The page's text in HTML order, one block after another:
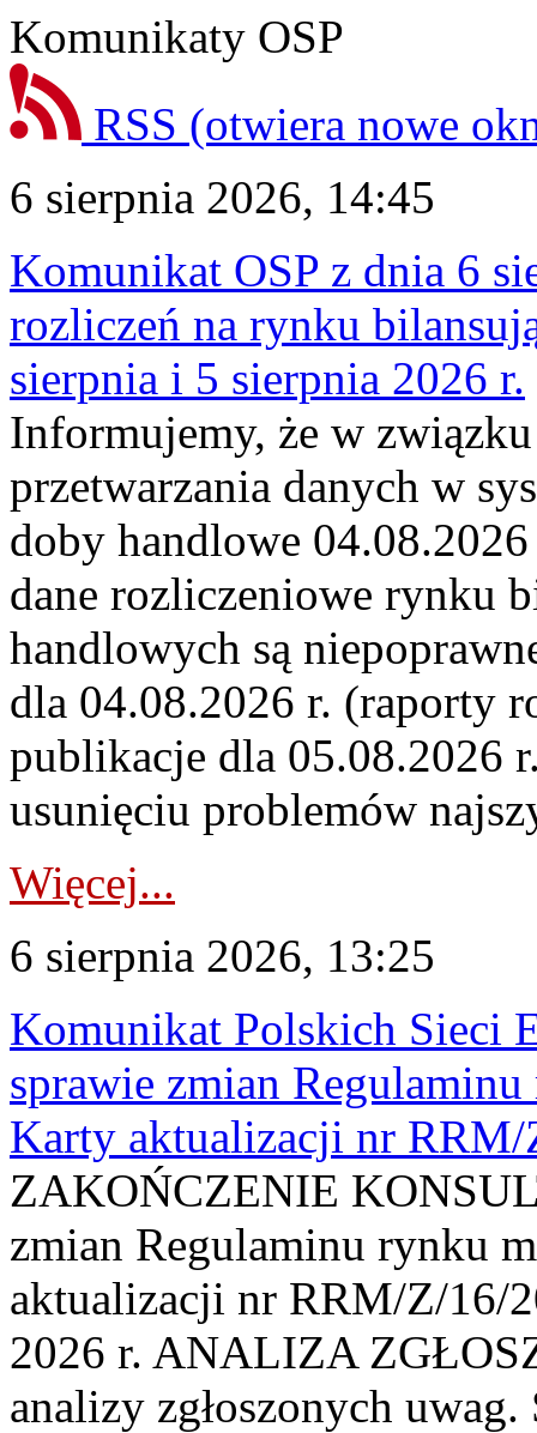
Komunikaty OSP
RSS (otwiera nowe
6 sierpnia 2026, 14:45
Komunikat OSP z dnia 6
rozliczeń na rynku
sierpnia i 5 sierpnia 2026 r.
Informujemy, że w
przetwarzania danych w
doby handlowe
dane rozliczeniowe rynku
handlowych są
dla 04.08.2026 r. (raporty
publikacje dla 05.08.2026
usunięciu problemów
Więcej...
6 sierpnia 2026, 13:25
Komunikat Polskich Sieci
sprawie zmian
Karty aktualizacji nr
ZAKOŃCZENIE
zmian Regulaminu rynku
aktualizacji nr RRM/Z/16/
2026 r. ANALIZA
analizy zgłoszonych